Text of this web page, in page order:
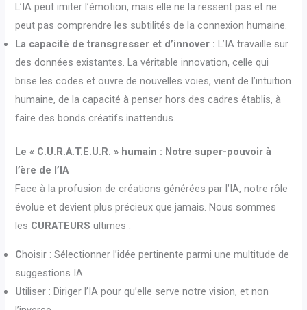
L’IA peut imiter l’émotion, mais elle ne la ressent pas et ne
peut pas comprendre les subtilités de la connexion humaine.
La capacité de transgresser et d’innover : L’IA travaille sur
des données existantes. La véritable innovation, celle qui
brise les codes et ouvre de nouvelles voies, vient de l’intuition
humaine, de la capacité à penser hors des cadres établis, à
faire des bonds créatifs inattendus.
Le « C.U.R.A.T.E.U.R. » humain : Notre super-pouvoir à
l’ère de l’IA
Face à la profusion de créations générées par l’IA, notre rôle
évolue et devient plus précieux que jamais. Nous sommes
les CURATEURS ultimes :
Choisir : Sélectionner l’idée pertinente parmi une multitude de
suggestions IA.
Utiliser : Diriger l’IA pour qu’elle serve notre vision, et non